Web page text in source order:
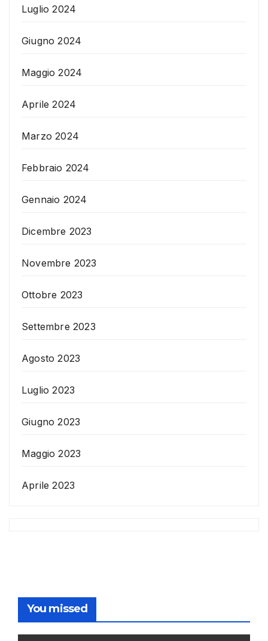
Luglio 2024
Giugno 2024
Maggio 2024
Aprile 2024
Marzo 2024
Febbraio 2024
Gennaio 2024
Dicembre 2023
Novembre 2023
Ottobre 2023
Settembre 2023
Agosto 2023
Luglio 2023
Giugno 2023
Maggio 2023
Aprile 2023
You missed